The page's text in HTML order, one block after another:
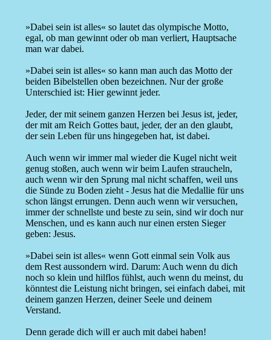
»Dabei sein ist alles« so lautet das olympische Motto,
egal, ob man gewinnt oder ob man verliert, Hauptsache
man war dabei.
»Dabei sein ist alles« so kann man auch das Motto der
beiden Bibelstellen oben bezeichnen. Nur der große
Unterschied ist: Hier gewinnt jeder.
Jeder, der mit seinem ganzen Herzen bei Jesus ist, jeder,
der mit am Reich Gottes baut, jeder, der an den glaubt,
der sein Leben für uns hingegeben hat, ist dabei.
Auch wenn wir immer mal wieder die Kugel nicht weit
genug stoßen, auch wenn wir beim Laufen straucheln,
auch wenn wir den Sprung mal nicht schaffen, weil uns
die Sünde zu Boden zieht - Jesus hat die Medallie für uns
schon längst errungen. Denn auch wenn wir versuchen,
immer der schnellste und beste zu sein, sind wir doch nur
Menschen, und es kann auch nur einen ersten Sieger
geben: Jesus.
»Dabei sein ist alles« wenn Gott einmal sein Volk aus
dem Rest aussondern wird. Darum: Auch wenn du dich
noch so klein und hilflos fühlst, auch wenn du meinst, du
könntest die Leistung nicht bringen, sei einfach dabei, mit
deinem ganzen Herzen, deiner Seele und deinem
Verstand.
Denn gerade dich will er auch mit dabei haben!